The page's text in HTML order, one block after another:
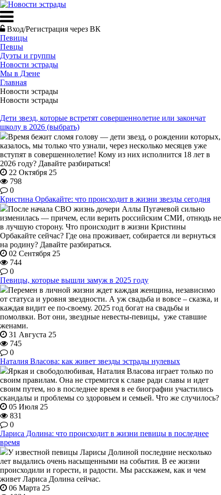
Вход/Регистрация через ВК
Певицы
Певцы
Дуэты и группы
Новости эстрады
Мы в Дзене
Главная
Новости эстрады
Новости эстрады
Дети звезд, которые встретят совершеннолетие или закончат
школу в 2026 (выбрать)
Время бежит сломя голову — дети звезд, о рождении которых,
казалось, мы только что узнали, через несколько месяцев уже
вступят в совершеннолетие! Кому из них исполнится 18 лет в
2026 году? Давайте разбираться!
22 Октября 25
798
0
Кристина Орбакайте: что происходит в жизни звезды сегодня
После начала СВО жизнь дочери Аллы Пугачевой сильно
изменилась — причем, если верить российским СМИ, отнюдь не
в лучшую сторону. Что происходит в жизни Кристины
Орбакайте сейчас? Где она проживает, собирается ли вернуться
на родину? Давайте разбираться.
02 Сентября 25
744
0
Певицы, которые вышли замуж в 2025 году
Перемен в личной жизни ждет каждая женщина, независимо
от статуса и уровня звездности. А уж свадьба и вовсе – сказка, и
каждая видит ее по-своему. 2025 год богат на свадьбы и
помолвки. Вот они, звездные невесты-певицы, уже ставшие
женами.
31 Августа 25
745
0
Наталия Власова: как живет звезды эстрады нулевых
Яркая и свободолюбивая, Наталия Власова играет только по
своим правилам. Она не стремится к славе ради славы и идет
своим путем, но в последнее время в ее биографии участились
скандалы и проблемы со здоровьем и семьей. Что же случилось?
05 Июля 25
831
0
Лариса Долина: что происходит в жизни певицы в последнее
время
У известной певицы Ларисы Долиной последние несколько
лет выдались очень насыщенными на события. В ее жизни
происходили и горести, и радости. Мы расскажем, как и чем
живет Лариса Долина сейчас.
06 Марта 25